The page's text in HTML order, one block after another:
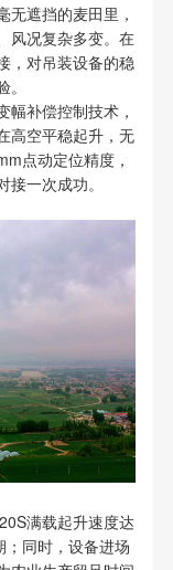
无遮挡的麦田里，
风况复杂多变。在
，对吊装设备的稳
补偿控制技术，
高空平稳起升，无
点动定位精度，
一次成功。
满载起升速度达
同时，设备进场